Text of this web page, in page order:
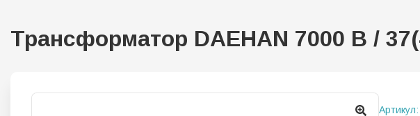
Трансформатор DAEHAN 7000 В /
Артикул: